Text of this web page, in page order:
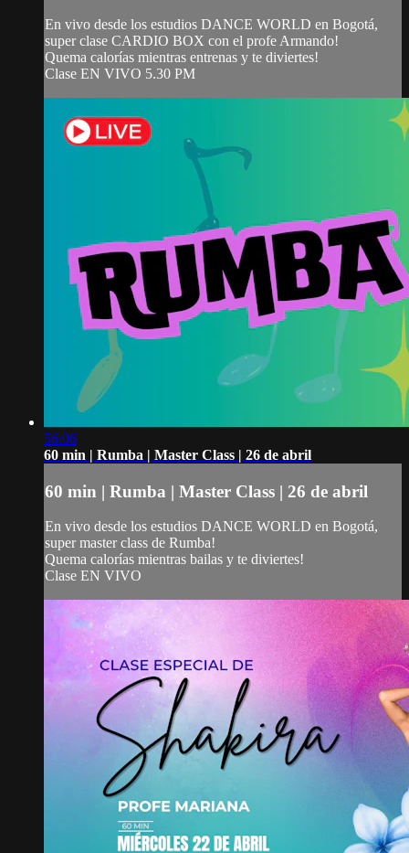
En vivo desde los estudios DANCE WORLD en Bogotá,
super clase CARDIO BOX con el profe Armando!
Quema calorías mientras entrenas y te diviertes!
Clase EN VIVO 5.30 PM
56:06
60 min | Rumba | Master Class | 26 de abril
60 min | Rumba | Master Class | 26 de abril
En vivo desde los estudios DANCE WORLD en Bogotá,
super master class de Rumba!
Quema calorías mientras bailas y te diviertes!
Clase EN VIVO